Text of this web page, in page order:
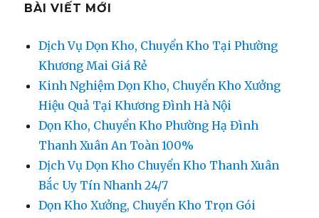
BÀI VIẾT MỚI
Dịch Vụ Dọn Kho, Chuyển Kho Tại Phường
Khương Mai Giá Rẻ
Kinh Nghiệm Dọn Kho, Chuyển Kho Xưởng
Hiệu Quả Tại Khương Đình Hà Nội
Dọn Kho, Chuyển Kho Phường Hạ Đình
Thanh Xuân An Toàn 100%
Dịch Vụ Dọn Kho Chuyển Kho Thanh Xuân
Bắc Uy Tín Nhanh 24/7
Dọn Kho Xưởng, Chuyển Kho Trọn Gói